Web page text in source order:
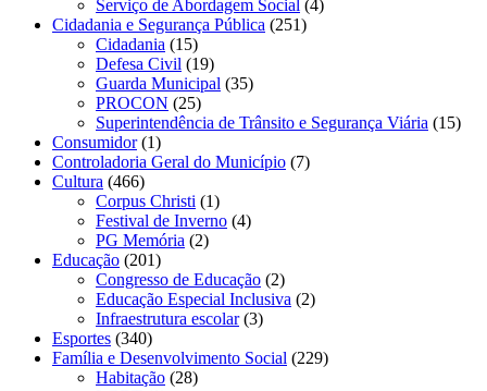
Serviço de Abordagem Social (4)
Cidadania e Segurança Pública (251)
Cidadania (15)
Defesa Civil (19)
Guarda Municipal (35)
PROCON (25)
Superintendência de Trânsito e Segurança Viária (15)
Consumidor(1)
Controladoria Geral do Município (7)
Cultura (466)
Corpus Christi (1)
Festival de Inverno (4)
PG Memória (2)
Educação (201)
Congresso de Educação (2)
Educação Especial Inclusiva (2)
Infraestrutura escolar(3)
Esportes (340)
Família e Desenvolvimento Social (229)
Habitação (28)